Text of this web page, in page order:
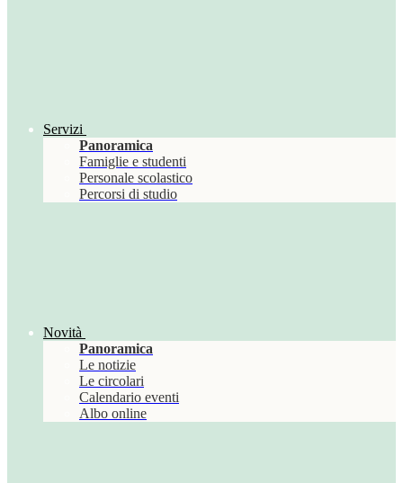
Servizi
Panoramica
Famiglie e studenti
Personale scolastico
Percorsi di studio
Novità
Panoramica
Le notizie
Le circolari
Calendario eventi
Albo online